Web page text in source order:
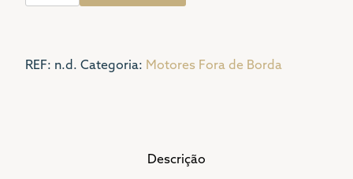
15HP
REF: n.d. Categoria: Motores Fora de Borda
Descrição